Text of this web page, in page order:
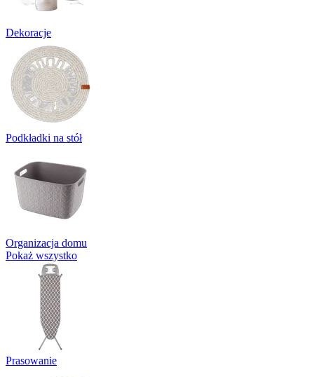
Dekoracje
Podkładki na stół
Organizacja domu
Pokaż wszystko
Prasowanie